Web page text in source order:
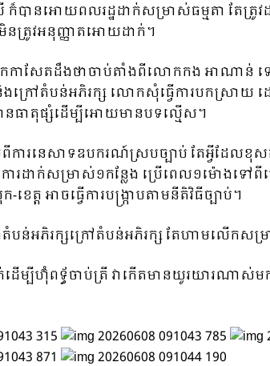
ានអោយពលរដ្ឋដាក់សម្រាស់ធម្មតា តែត្រូ
នត្រូវអនុញ្ញាតអោយដាក់។
ែតដឹងថាចាប់តាំងពីលោកកង អាណាន់ ទៅ
ងក្រៅតំបន់អភិរក្ស លោកសុំធ្វើការបកស្រា
ធាតុផ្សំដើម្បីអោយមានបទល្មើស។
ារនេសាទឧបករណ៍ស្របច្បាប់ តែអ្វីដែលខុ
ដាក់សម្រាស់១កន្លែង ប្រើពេល១ម៉ោងទៅពី
ត អាចធ្វើការបង្ក្រាបតាមនីតិវិធីច្បាប់។
បន់អភិរក្សក្រៅតំបន់អភិរក្ស តែហាមលើក
ដើម្បីហ៊ុំពទ្ធ័ចាប់ត្រី វាកើតមានយូរយារណ